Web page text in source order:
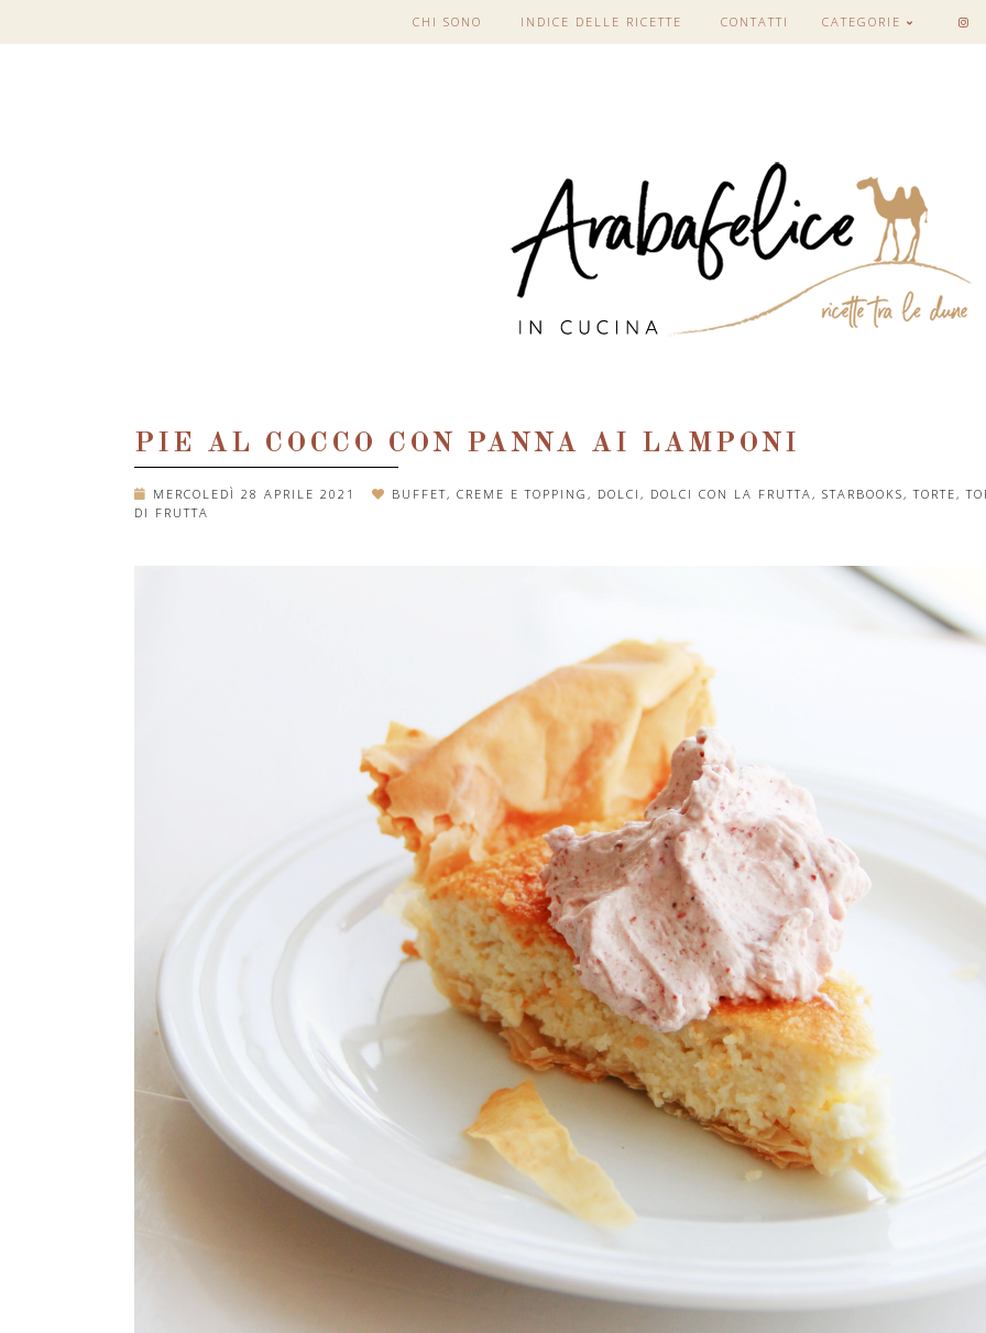
CHI SONO INDICE DELLE RICETTE CONTATTI CATEGORIE
PIE AL COCCO CON PANNA AI LAMPONI
MERCOLEDÌ 28 APRILE 2021 BUFFET, CREME E TOPPING , DOLCI , DOLCI CON LA FRUTTA , STARBOOKS , TORTE ,
DI FRUTTA